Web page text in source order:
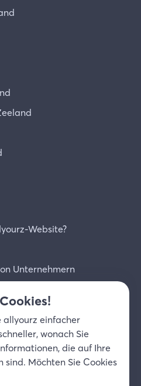
Website?
Unternehmern
allyourz einfacher
wonach Sie
die auf Ihre
sind. Möchten Sie Cookies